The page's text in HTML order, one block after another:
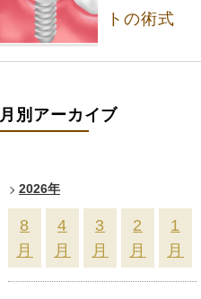
トの術式
月別アーカイブ
2026年
8
月
4
月
3
月
2
月
1
月